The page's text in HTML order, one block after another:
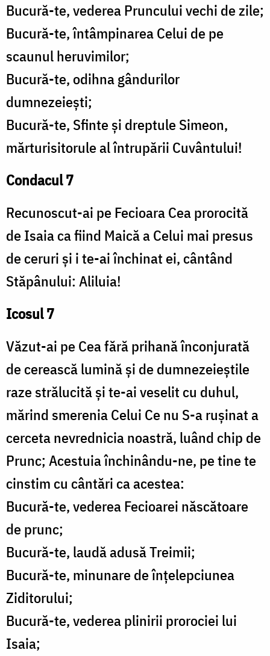
Bucură-te, vederea Pruncului vechi de zile;
Bucură-te, întâmpinarea Celui de pe
scaunul heruvimilor;
Bucură-te, odihna gândurilor
dumnezeiești;
Bucură-te, Sfinte și dreptule Simeon,
mărturisitorule al întrupării Cuvântului!
Condacul 7
Recunoscut-ai pe Fecioara Cea prorocită
de Isaia ca fiind Maică a Celui mai presus
de ceruri și i te-ai închinat ei, cântând
Stăpânului: Aliluia!
Icosul 7
Văzut-ai pe Cea fără prihană înconjurată
de cerească lumină și de dumnezeieștile
raze strălucită și te-ai veselit cu duhul,
mărind smerenia Celui Ce nu S-a rușinat a
cerceta nevrednicia noastră, luând chip de
Prunc; Acestuia închinându-ne, pe tine te
cinstim cu cântări ca acestea:
Bucură-te, vederea Fecioarei născătoare
de prunc;
Bucură-te, laudă adusă Treimii;
Bucură-te, minunare de înțelepciunea
Ziditorului;
Bucură-te, vederea plinirii prorociei lui
Isaia;